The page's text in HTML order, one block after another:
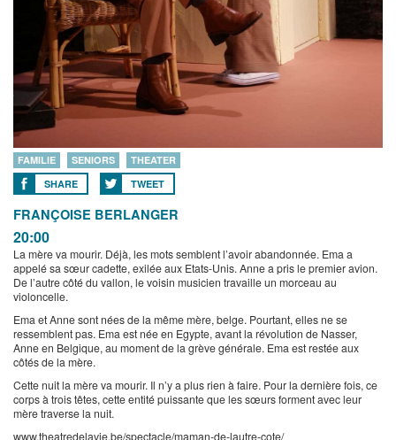
FAMILIE SENIORS
THEATER
SHARE
TWEET
FRANÇOISE BERLANGER
20:00
La mère va mourir. Déjà, les mots semblent l’avoir abandonnée. Ema a
appelé sa sœur cadette, exilée aux Etats-Unis. Anne a pris le premier avion.
De l’autre côté du vallon, le voisin musicien travaille un morceau au
violoncelle.
Ema et Anne sont nées de la même mère, belge. Pourtant, elles ne se
ressemblent pas. Ema est née en Egypte, avant la révolution de Nasser,
Anne en Belgique, au moment de la grève générale. Ema est restée aux
côtés de la mère.
Cette nuit la mère va mourir. Il n’y a plus rien à faire. Pour la dernière fois, ce
corps à trois têtes, cette entité puissante que les sœurs forment avec leur
mère traverse la nuit.
www.theatredelavie.be/spectacle/maman-de-lautre-cote/